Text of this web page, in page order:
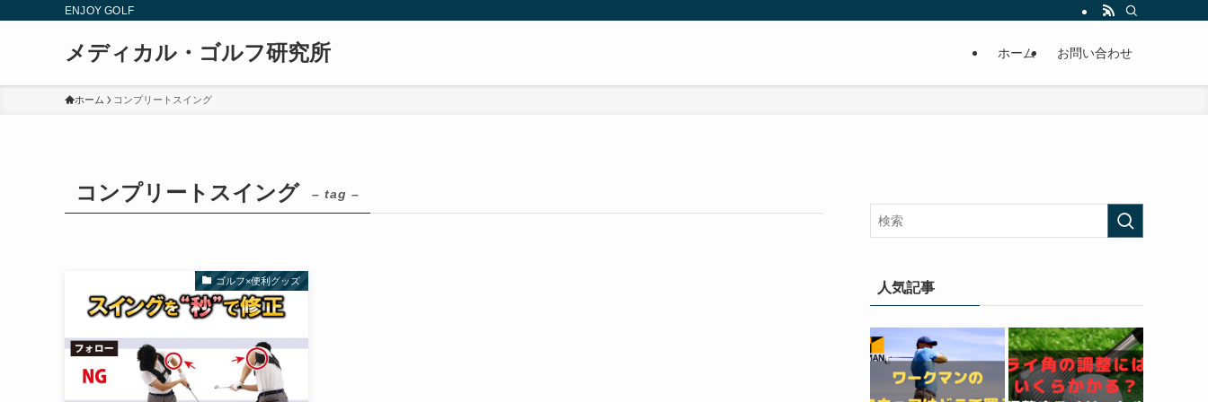
ENJOY GOLF
メディカル・ゴルフ研究所 ホーム お問い合わせ
ホーム コンプリートスイング
コンプリートスイング – tag –
ゴルフ×便利グッズ 人気記事